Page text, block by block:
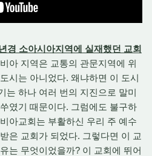
경 소아시아지역에 실재했던 교회
아 지역은 교통의 관문지역에 위
시는 아니었다. 왜냐하면 이 도시
는 하나 여러 번의 지진으로 말미
였기 때문이다. 그럼에도 불구하
아교회는 부활하신 우리 주 예수
은 교회가 되었다. 그렇다면 이 교
는 무엇이었을까? 이 교회에 뛰어